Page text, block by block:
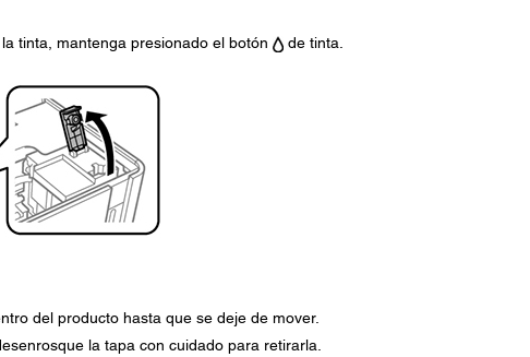
tinta, mantenga presionado el botón
de tinta.
del producto hasta que se deje de mover.
la tapa con cuidado para retirarla.